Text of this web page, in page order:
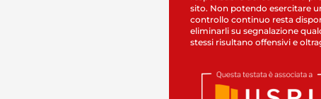
sito. Non potendo esercitare
controllo continuo resta
eliminarli su segnalazione
stessi risultano offensivi e